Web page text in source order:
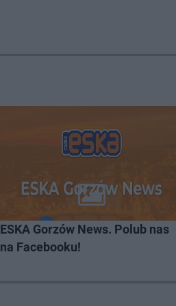
ESKA Gorzów News. Polub nas
na Facebooku!